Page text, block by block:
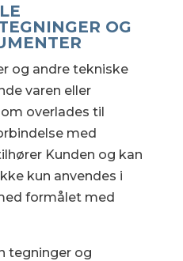
OG
og andre tekniske
varen eller
overlades til
med
Kunden og kan
kun anvendes i
formålet med
tegninger og